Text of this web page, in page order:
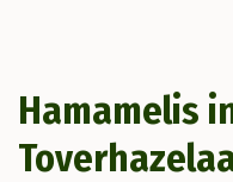
Hamamelis